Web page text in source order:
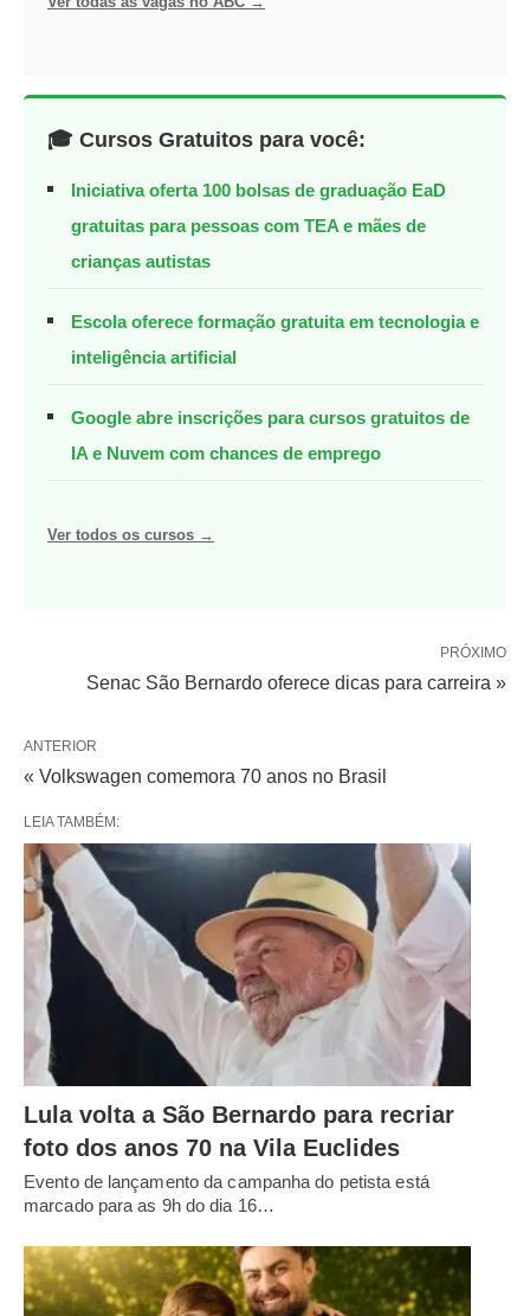
🎓 Cursos Gratuitos para você:
Iniciativa oferta 100 bolsas de graduação EaD
gratuitas para pessoas com TEA e mães de
crianças autistas
Escola oferece formação gratuita em tecnologia e
inteligência artificial
Google abre inscrições para cursos gratuitos de
IA e Nuvem com chances de emprego
Ver todos os cursos →
PRÓXIMO
Senac São Bernardo oferece dicas para carreira »
ANTERIOR
« Volkswagen comemora 70 anos no Brasil
LEIA TAMBÉM:
Lula volta a São Bernardo para recriar
foto dos anos 70 na Vila Euclides
Evento de lançamento da campanha do petista está
marcado para as 9h do dia 16…